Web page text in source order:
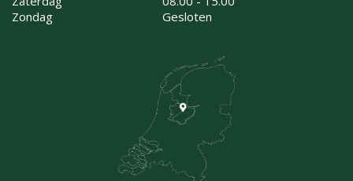
Zondag
Gesloten